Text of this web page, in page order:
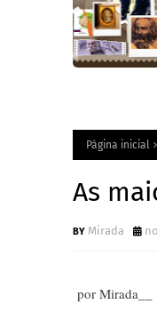
Página inicial
As
Mirada
por Mirada__